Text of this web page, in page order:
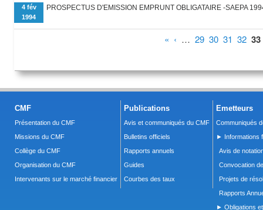
4 fév
1994
PROSPECTUS D'EMISSION EMPRUNT OBLIGATAIRE -SAEPA
« ‹ … 29 30 31 32 33
CMF
Présentation du CMF
Missions du CMF
Collège du CMF
Organisation du CMF
Intervenants sur le marché financier
Publications
Avis et communiqués du CMF
Bulletins officiels
Rapports annuels
Guides
Courbes des taux
Emetteurs
Communiqués
► Informations
Avis de
Convocation
Projets de
Rapports
► Obligations